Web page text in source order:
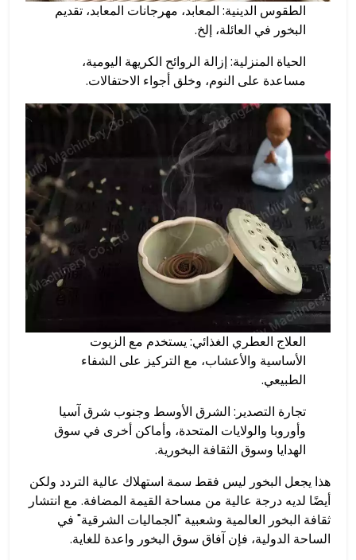
الطقوس الدينية: المعابد، مهرجانات المعابد، تقديم
البخور في العائلة، إلخ.
الحياة المنزلية: إزالة الروائح الكريهة اليومية،
مساعدة على النوم، وخلق أجواء الاحتفالات.
العلاج العطري الغذائي: يستخدم مع الزيوت
الأساسية والأعشاب، مع التركيز على الشفاء
الطبيعي.
تجارة التصدير: الشرق الأوسط وجنوب شرق آسيا
وأوروبا والولايات المتحدة، وأماكن أخرى في سوق
الهدايا وسوق الثقافة البخورية.
هذا يجعل البخور ليس فقط سمة استهلاك عالية التردد ولكن
أيضًا لديه درجة عالية من مساحة القيمة المضافة. مع انتشار
ثقافة البخور العالمية وشعبية "الجماليات الشرقية" في
الساحة الدولية، فإن آفاق سوق البخور واعدة للغاية.